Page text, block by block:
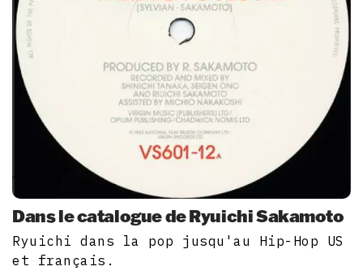
Dans le catalogue de Ryuichi Sakamoto
Ryuichi dans la pop jusqu'au Hip-Hop US
et français.